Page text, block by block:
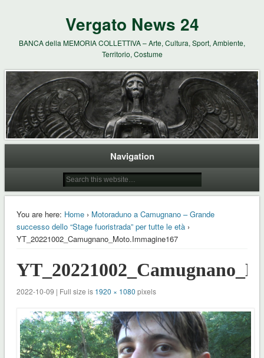
Vergato News 24
BANCA della MEMORIA COLLETTIVA – Arte, Cultura, Sport, Ambiente,
Territorio, Costume
Navigation
You are here: Home› Motoraduno a Camugnano – Grande
successo dello “Stage fuoristrada” per tutte le età›
YT_20221002_Camugnano_Moto.Immagine167
2022-10-09 | Full size is 1920 × 1080 pixels